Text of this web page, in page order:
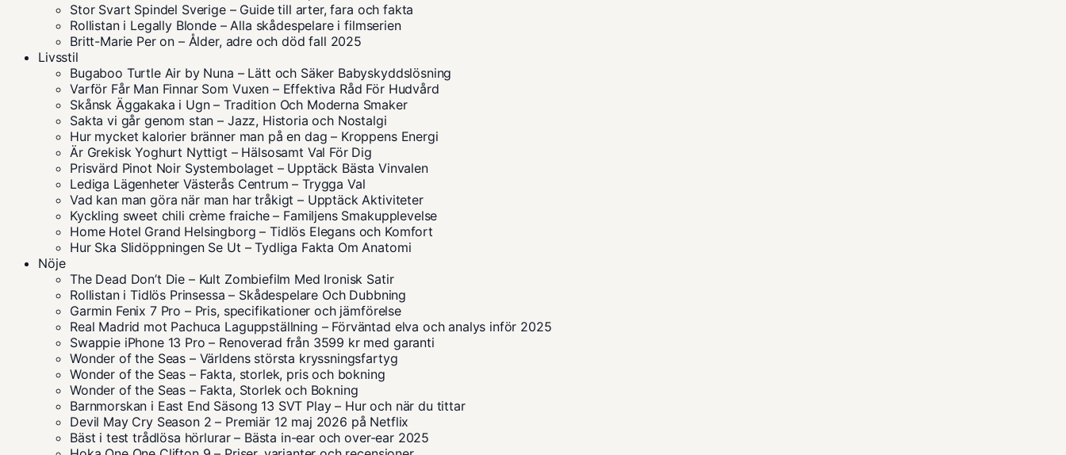
Stor Svart Spindel Sverige – Guide till arter, fara och fakta
Rollistan i Legally Blonde – Alla skådespelare i filmserien
Britt-Marie Per on – Ålder, adre och död fall 2025
Livsstil
Bugaboo Turtle Air by Nuna – Lätt och Säker Babyskyddslösning
Varför Får Man Finnar Som Vuxen – Effektiva Råd För Hudvård
Skånsk Äggakaka i Ugn – Tradition Och Moderna Smaker
Sakta vi går genom stan – Jazz, Historia och Nostalgi
Hur mycket kalorier bränner man på en dag – Kroppens Energi
Är Grekisk Yoghurt Nyttigt – Hälsosamt Val För Dig
Prisvärd Pinot Noir Systembolaget – Upptäck Bästa Vinvalen
Lediga Lägenheter Västerås Centrum – Trygga Val
Vad kan man göra när man har tråkigt – Upptäck Aktiviteter
Kyckling sweet chili crème fraiche – Familjens Smakupplevelse
Home Hotel Grand Helsingborg – Tidlös Elegans och Komfort
Hur Ska Slidöppningen Se Ut – Tydliga Fakta Om Anatomi
Nöje
The Dead Don’t Die – Kult Zombiefilm Med Ironisk Satir
Rollistan i Tidlös Prinsessa – Skådespelare Och Dubbning
Garmin Fenix 7 Pro – Pris, specifikationer och jämförelse
Real Madrid mot Pachuca Laguppställning – Förväntad elva och analys inför 2025
Swappie iPhone 13 Pro – Renoverad från 3599 kr med garanti
Wonder of the Seas – Världens största kryssningsfartyg
Wonder of the Seas – Fakta, storlek, pris och bokning
Wonder of the Seas – Fakta, Storlek och Bokning
Barnmorskan i East End Säsong 13 SVT Play – Hur och när du tittar
Devil May Cry Season 2 – Premiär 12 maj 2026 på Netflix
Bäst i test trådlösa hörlurar – Bästa in-ear och over-ear 2025